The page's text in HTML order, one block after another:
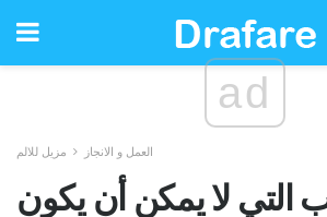
ad
العمل و الانجاز مزيل للالم
التي لا يمكن أن يكون